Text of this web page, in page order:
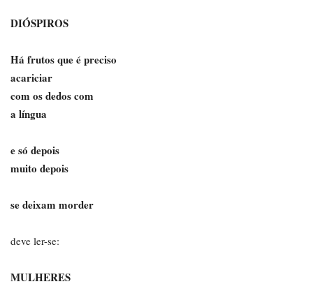
DIÓSPIROS
Há frutos que é preciso
acariciar
com os dedos com
a língua
e só depois
muito depois
se deixam morder
deve ler-se:
MULHERES